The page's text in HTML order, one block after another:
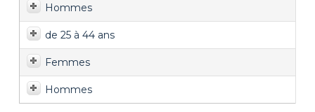
Hommes
de 25 à 44 ans
Femmes
Hommes